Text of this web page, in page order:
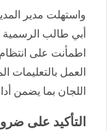
واستهلت مدير
أبي طالب الرسمية
اطمأنت على انتظام
العمل بالتعليمات
اللجان بما يضمن
التأكيد على